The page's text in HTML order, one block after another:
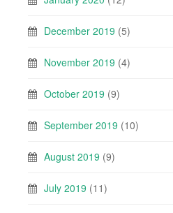
December 2019 (5)
November 2019 (4)
October 2019 (9)
September 2019 (10)
August 2019 (9)
July 2019 (11)